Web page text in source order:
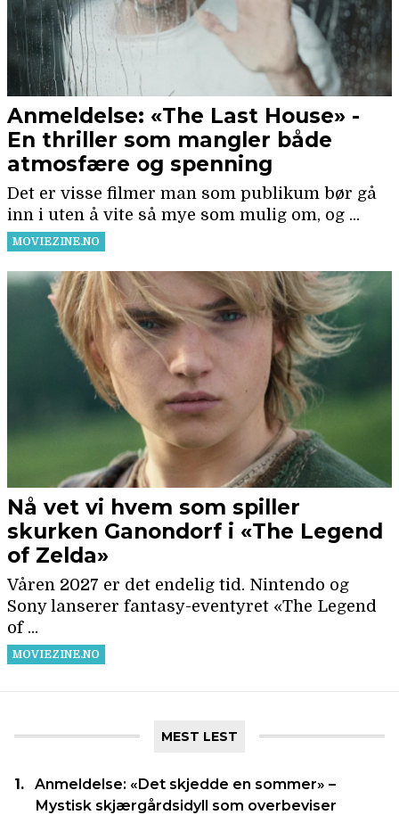
MEST LEST
Anmeldelse: «Det skjedde en sommer» –
Mystisk skjærgårdsidyll som overbeviser